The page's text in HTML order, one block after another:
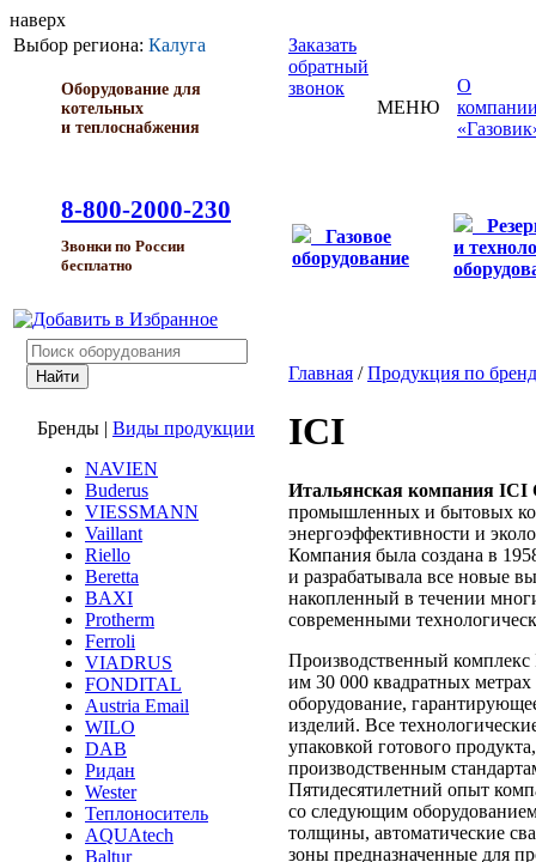
наверх
Выбор региона: Калуга
Оборудование для
котельных
и теплоснабжения
8-800-2000-230
Звонки по России
бесплатно
Заказать
обратный
звонок
МЕНЮ
О
Газовое
оборудование
и
Бренды | Виды продукции
NAVIEN
Buderus
VIESSMANN
Vaillant
Riello
Beretta
BAXI
Protherm
Ferroli
VIADRUS
FONDITAL
Austria Email
WILO
DAB
Ридан
Wester
Теплоноситель
AQUAtech
Baltur
Главная /Продукция по
ICI
Итальянская компания ICI
промышленных и бытовых
энергоэффективности и
Компания была создана в
и разрабатывала все новые
накопленный в течении
современными
Производственный
им 30 000 квадратных
оборудование,
изделий. Все
упаковкой готового
производственным
Пятидесятилетний опыт
со следующим
толщины, автоматические
зоны предназначенные для